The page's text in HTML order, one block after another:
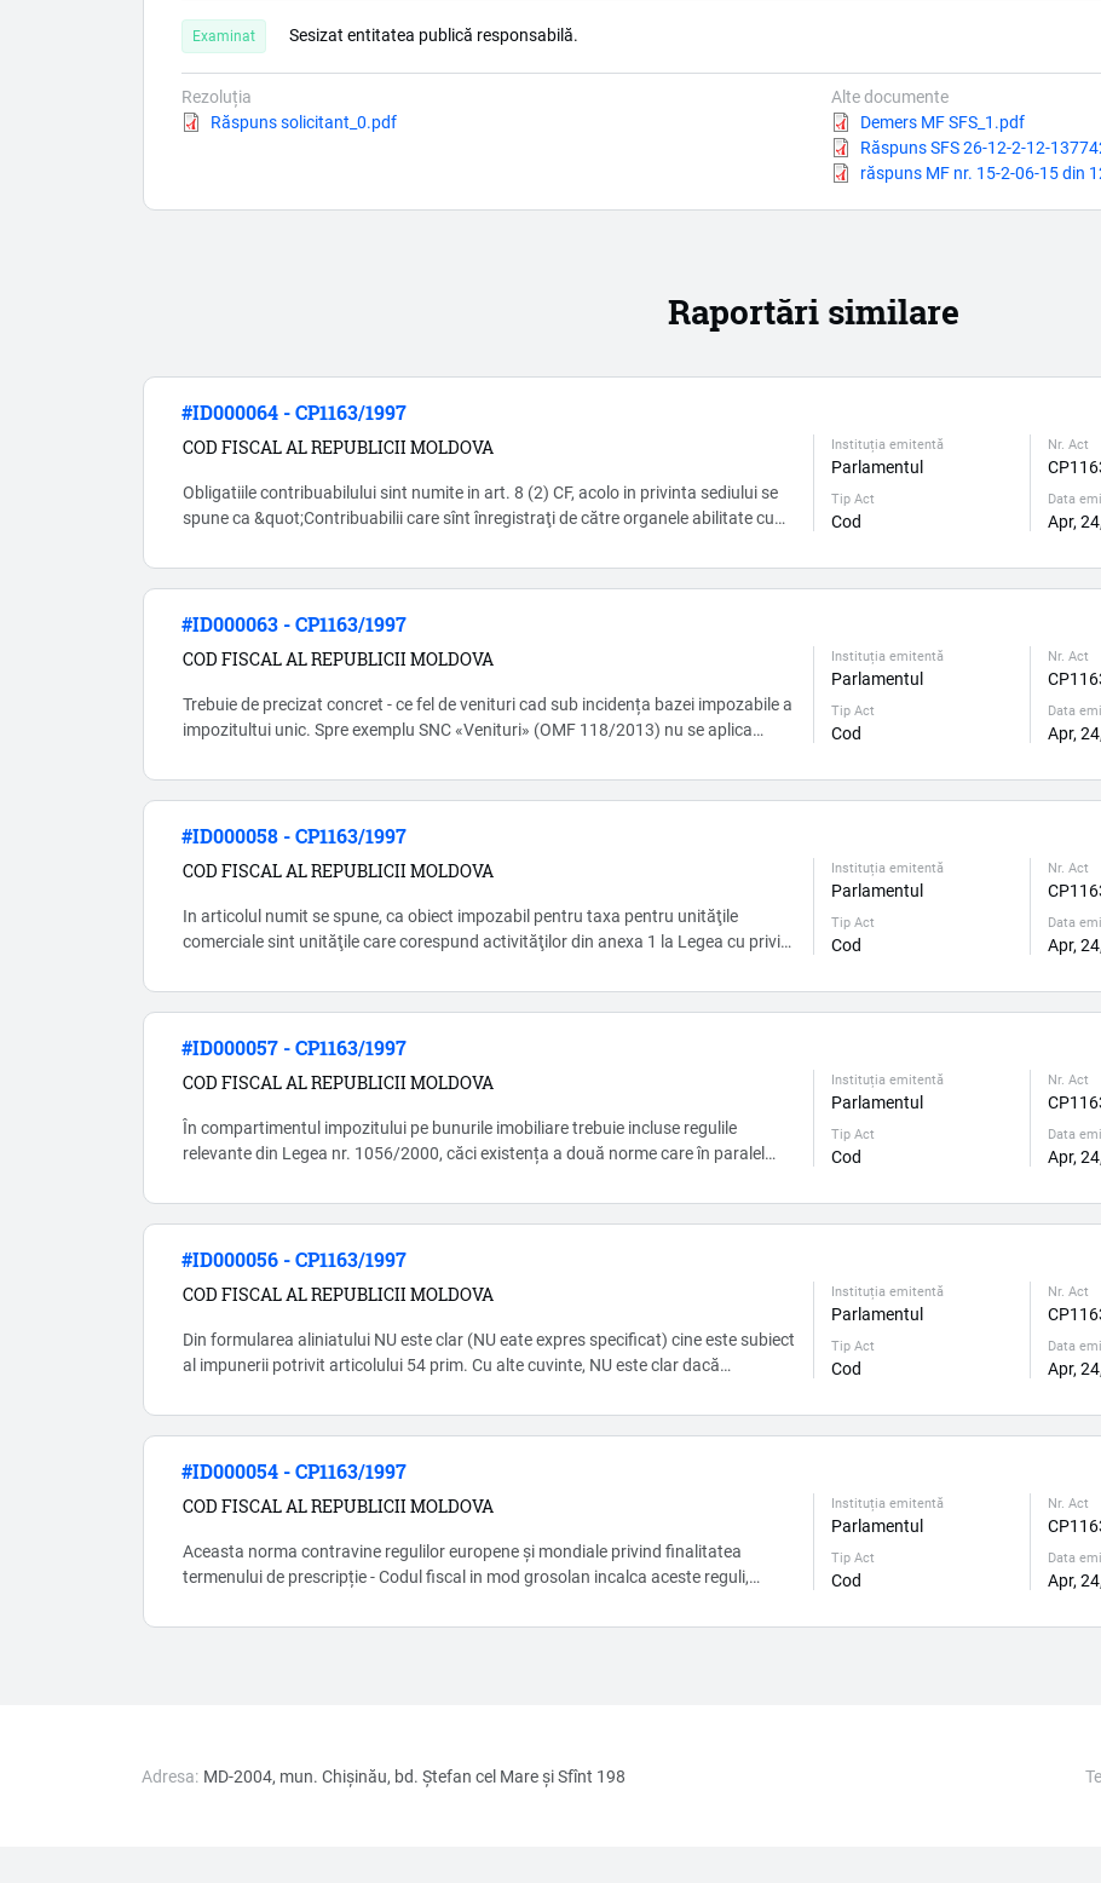
Examinat Sesizat entitatea publică responsabilă.
Rezoluția
Document
Răspuns solicitant_0.pdf
Alte documente
Document
Demers MF SFS_1.pdf
Document
Răspuns SFS 26-12-2-12-
Document
răspuns MF nr. 15-2-06-15 din
Raportări similare
#ID000064 - CP1163/1997
COD FISCAL AL REPUBLICII MOLDOVA
Obligatiile contribuabilului sint numite in art. 8 (2) CF, acolo in privinta sediului se
spune ca &quot;Contribuabilii care sînt înregistraţi de către organele abilitate cu
Serviciului Fiscal de Stat conform informaţiei prezentate de către aceste
organe&quot;, deci intreprinderile nu au obligatia de a info...
Instituția emitentă
Parlamentul
Tip Act
Cod
Nr. Act
Data
Apr,
#ID000063 - CP1163/1997
COD FISCAL AL REPUBLICII MOLDOVA
Trebuie de precizat concret - ce fel de venituri cad sub incidența bazei impozabile a
impozitultui unic. Spre exemplu SNC «Venituri» (OMF 118/2013) nu se aplica
«Imobilizari corporale si necorporale» lipseste notiunea venitului din vinzări. ...
Instituția emitentă
Parlamentul
Tip Act
Cod
Nr. Act
Data
Apr,
#ID000058 - CP1163/1997
COD FISCAL AL REPUBLICII MOLDOVA
In articolul numit se spune, ca obiect impozabil pentru taxa pentru unităţile
comerciale sint unităţile care corespund activităţilor din anexa 1 la Legea cu privire
pot fi mai multe tipuri de activitati, deci apare intrebarea, cum anume se achita
cota. Explicatii clare nu-s, si aici e un moment coruption...
Instituția emitentă
Parlamentul
Tip Act
Cod
Nr. Act
Data
Apr,
#ID000057 - CP1163/1997
COD FISCAL AL REPUBLICII MOLDOVA
În compartimentul impozitului pe bunurile imobiliare trebuie incluse regulile
relevante din Legea nr. 1056/2000, căci existența a două norme care în paralel
sporeste riscul erorilor si, respectiv, a coruptiei. ...
Instituția emitentă
Parlamentul
Tip Act
Cod
Nr. Act
Data
Apr,
#ID000056 - CP1163/1997
COD FISCAL AL REPUBLICII MOLDOVA
Din formularea aliniatului NU este clar (NU eate expres specificat) cine este subiect
al impunerii potrivit articolului 54 prim. Cu alte cuvinte, NU este clar dacă
regimului fiscal AI SECTORULUI ÎNTREPRINDERILOR MICI ŞI MIJLOCII (conform
capitolului Capitolul 7 1 (prim)) , doar în cazul în care in...
Instituția emitentă
Parlamentul
Tip Act
Cod
Nr. Act
Data
Apr,
#ID000054 - CP1163/1997
COD FISCAL AL REPUBLICII MOLDOVA
Aceasta norma contravine regulilor europene și mondiale privind finalitatea
termenului de prescripție - Codul fiscal in mod grosolan incalca aceste reguli,
Instituția emitentă
Parlamentul
Tip Act
Cod
Nr. Act
Data
Apr,
Adresa: MD-2004, mun. Chișinău, bd. Ştefan cel Mare şi Sfînt 198